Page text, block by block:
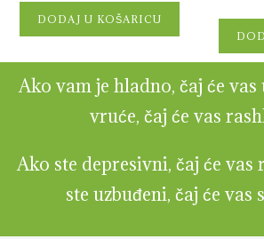
DODAJ U KOŠARICU
Ako vam je hladno, čaj će
vruće, čaj će vas
Ako ste depresivni, čaj će vas
ste uzbuđeni, čaj će